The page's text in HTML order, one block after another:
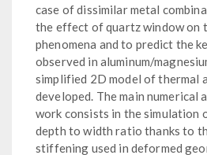
case of dissimilar metal
the effect of quartz window on
phenomena and to predict the
observed in aluminum/
simplified 2D model of thermal
developed. The main numerical
work consists in the simulation
depth to width ratio thanks to
stiffening used in deformed